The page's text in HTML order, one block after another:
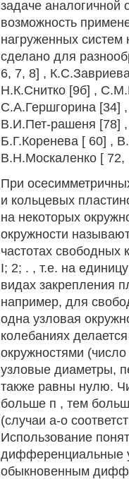
задаче аналогичной
возможность
нагруженных
сделано для
6, 7, 8] ,
Н.К.Снитко [9б] ,
С.А.Гершгорина [34]
В.И.Пет-рашеня [78]
Б.Г.Коренева [ 60] ,
В.Н.Москаленко [ 72,
При
и кольцевых
на некоторых
окружности
частотах свободных
I; 2; . , т.е. на
видах закрепления
например, для
одна узловая
колебаниях
окружностями
узловые диаметры,
также равны нулю.
больше п , тем
(случаи а-о
Использование
дифференциальные
обыкновенным